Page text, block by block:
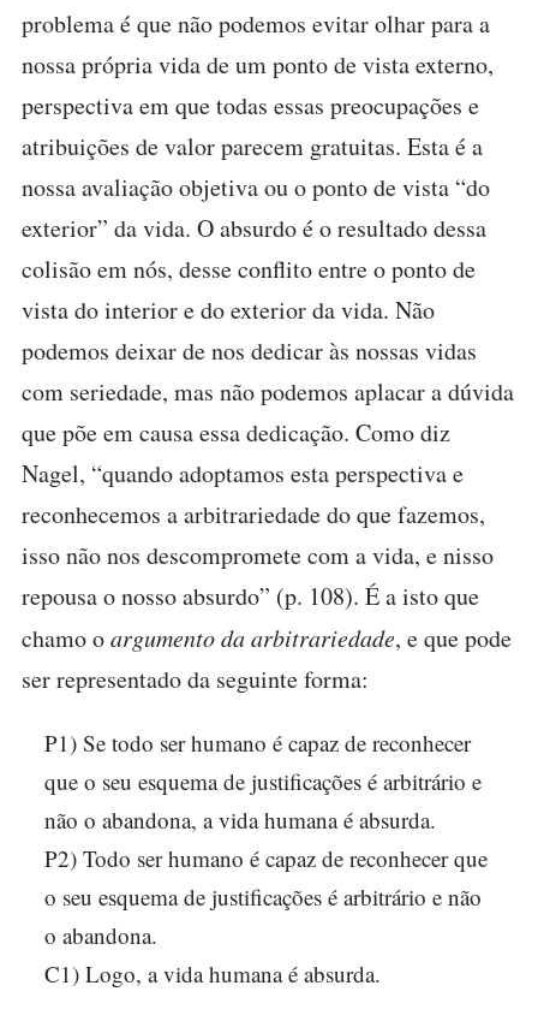
problema é que não podemos evitar olhar para a
nossa própria vida de um ponto de vista externo,
perspectiva em que todas essas preocupações e
atribuições de valor parecem gratuitas. Esta é a
nossa avaliação objetiva ou o ponto de vista “do
exterior” da vida. O absurdo é o resultado dessa
colisão em nós, desse conflito entre o ponto de
vista do interior e do exterior da vida. Não
podemos deixar de nos dedicar às nossas vidas
com seriedade, mas não podemos aplacar a dúvida
que põe em causa essa dedicação. Como diz
Nagel, “quando adoptamos esta perspectiva e
reconhecemos a arbitrariedade do que fazemos,
isso não nos descompromete com a vida, e nisso
repousa o nosso absurdo” (p. 108). É a isto que
chamo oargumento da arbitrariedade, e que pode
ser representado da seguinte forma:
P1) Se todo ser humano é capaz de reconhecer
que o seu esquema de justificações é arbitrário e
não o abandona, a vida humana é absurda.
P2) Todo ser humano é capaz de reconhecer que
o seu esquema de justificações é arbitrário e não
o abandona.
C1) Logo, a vida humana é absurda.